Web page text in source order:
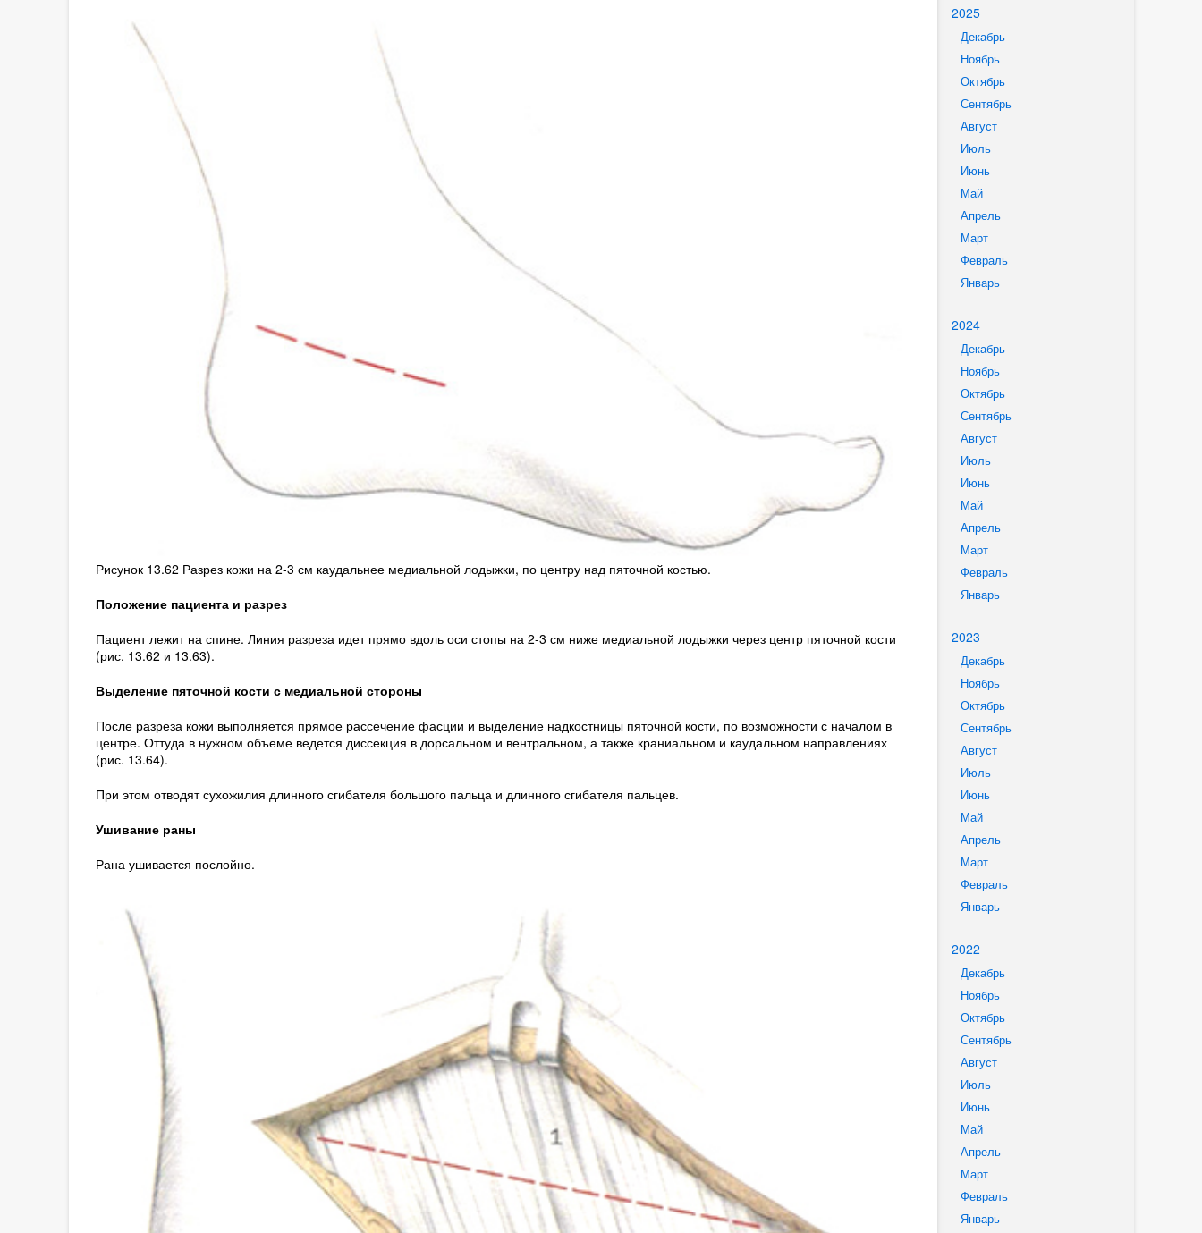
2025
Декабрь
Ноябрь
Октябрь
Сентябрь
Август
Июль
Июнь
Май
Апрель
Март
Февраль
Январь
2024
Декабрь
Ноябрь
Октябрь
Сентябрь
Август
Июль
Июнь
Май
Апрель
Март
Февраль
Январь
2023
Декабрь
Ноябрь
Октябрь
Сентябрь
Август
Июль
Июнь
Май
Апрель
Март
Февраль
Январь
2022
Декабрь
Ноябрь
Октябрь
Сентябрь
Август
Июль
Июнь
Май
Апрель
Март
Февраль
Январь
Рисунок 13.62 Разрез кожи на 2-3 см каудальнее медиальной лодыжки, по центру над пяточной костью.
Положение пациента и разрез
Пациент лежит на спине. Линия разреза идет прямо вдоль оси стопы на 2-3 см ниже медиальной лодыжки через центр пяточной кости
(рис. 13.62 и 13.63).
Выделение пяточной кости с медиальной стороны
После разреза кожи выполняется прямое рассечение фасции и выделение надкостницы пяточной кости, по возможности с началом в
центре. Оттуда в нужном объеме ведется диссекция в дорсальном и вентральном, а также краниальном и каудальном направлениях
(рис. 13.64).
При этом отводят сухожилия длинного сгибателя большого пальца и длинного сгибателя пальцев.
Ушивание раны
Рана ушивается послойно.